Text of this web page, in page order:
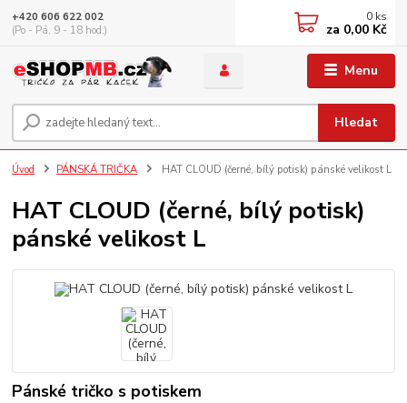
Menu
Hledat
+420 606 622 002
(Po - Pá, 9 - 18 hod.)
0 ks
za 0,00 Kč
Úvod PÁNSKÁ TRIČKA HAT CLOUD (černé, bílý potisk) pánské velikost L
HAT CLOUD (černé, bílý potisk)
pánské velikost L
Pánské tričko s potiskem